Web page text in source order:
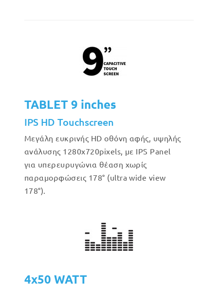
TABLET 9 inches
IPS HD Touchscreen
Μεγάλη ευκρινής HD οθόνη αφής, υψηλής
ανάλυσης 1280x720pixels, με IPS Panel
για υπερευρυγώνια θέαση χωρίς
παραμορφώσεις 178° (ultra wide view
178°).
4x50 WATT